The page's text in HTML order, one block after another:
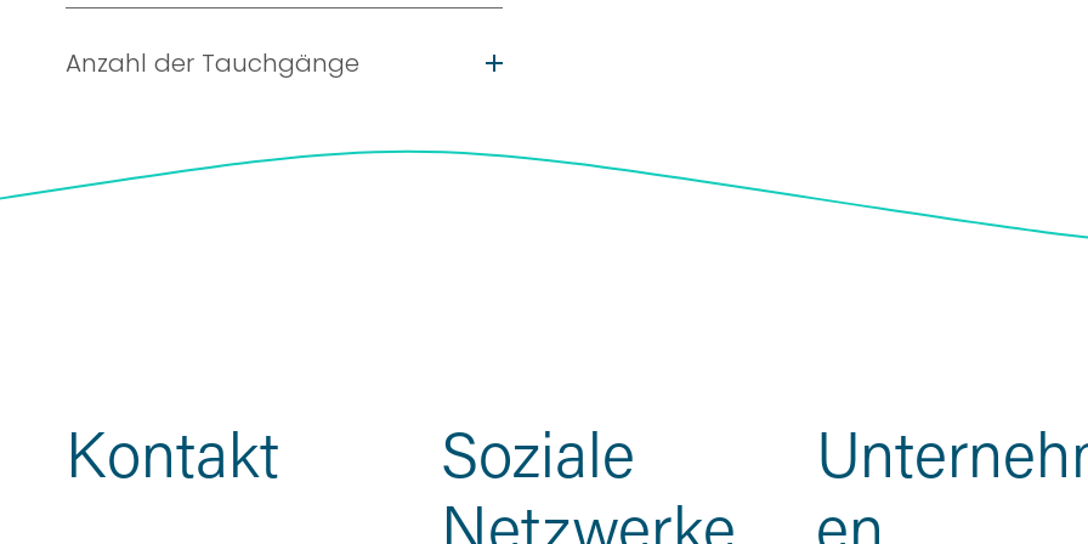
Anzahl der Tauchgänge
Kontakt
Soziale
Netzwerke
en